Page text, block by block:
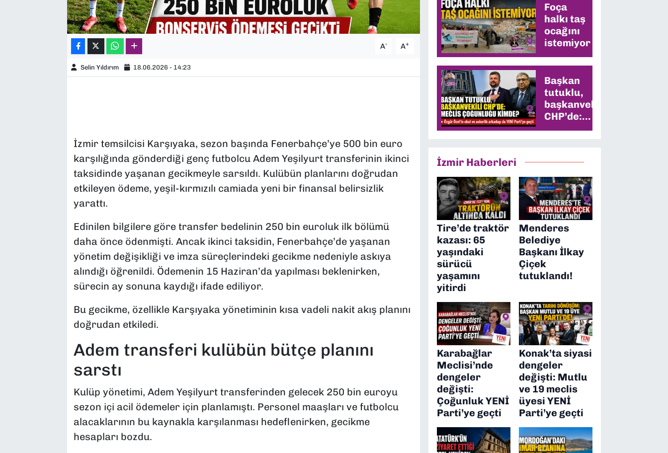
A- A+
Selin Yıldırım 18.06.2026 - 14:23
İzmir temsilcisi Karşıyaka, sezon başında Fenerbahçe’ye 500 bin euro
karşılığında gönderdiği genç futbolcu Adem Yeşilyurt transferinin ikinci
taksidinde yaşanan gecikmeyle sarsıldı. Kulübün planlarını doğrudan
etkileyen ödeme, yeşil-kırmızılı camiada yeni bir finansal belirsizlik
yarattı.
Edinilen bilgilere göre transfer bedelinin 250 bin euroluk ilk bölümü
daha önce ödenmişti. Ancak ikinci taksidin, Fenerbahçe’de yaşanan
yönetim değişikliği ve imza süreçlerindeki gecikme nedeniyle askıya
alındığı öğrenildi. Ödemenin 15 Haziran’da yapılması beklenirken,
sürecin ay sonuna kaydığı ifade ediliyor.
Bu gecikme, özellikle Karşıyaka yönetiminin kısa vadeli nakit akış planını
doğrudan etkiledi.
Adem transferi kulübün bütçe planını
sarstı
Kulüp yönetimi, Adem Yeşilyurt transferinden gelecek 250 bin euroyu
sezon içi acil ödemeler için planlamıştı. Personel maaşları ve futbolcu
alacaklarının bu kaynakla karşılanması hedeflenirken, gecikme
hesapları bozdu.
Foça
halkı taş
ocağını
istemiyor
Başkan
tutuklu,
başkanvekili
CHP’de:
Meclis
İzmir Haberleri
Tire’de traktör
kazası: 65
yaşındaki
sürücü
yaşamını
yitirdi
Menderes
Belediye
Başkanı İlkay
Çiçek
tutuklandı!
Karabağlar
Meclisi’nde
dengeler
değişti:
Çoğunluk YENİ
Parti’ye geçti
Konak’ta siyasi
dengeler
değişti: Mutlu
ve 19 meclis
üyesi YENİ
Parti’ye geçti